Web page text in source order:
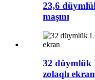
23,6
maşını
32 düymlük
zolaqlı ekran